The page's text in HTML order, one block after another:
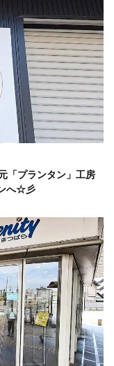
「プランタン」工房
へ☆彡